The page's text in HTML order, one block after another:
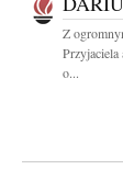
Z
Przyjaciela
o...